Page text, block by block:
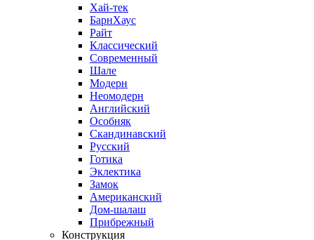
Хай-тек
БарнХаус
Райт
Классический
Современный
Шале
Модерн
Неомодерн
Английский
Особняк
Скандинавский
Русский
Готика
Эклектика
Замок
Американский
Дом-шалаш
Прибрежный
Конструкция